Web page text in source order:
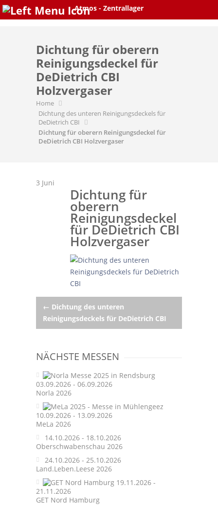
Skip
Dichtung für oberern
Reinigungsdeckel für
DeDietrich CBI
Holzvergaser
Home
Dichtung des unteren Reinigungsdeckels für
DeDietrich CBI
Dichtung für oberern Reinigungsdeckel für
DeDietrich CBI Holzvergaser
3 Juni
Dichtung für
oberern
Reinigungsdeckel
für DeDietrich CBI
Holzvergaser
Post
navigation
← Dichtung des unteren
Reinigungsdeckels für DeDietrich CBI
NÄCHSTE MESSEN
03.09.2026 - 06.09.2026
Norla 2026
10.09.2026 - 13.09.2026
MeLa 2026
14.10.2026 - 18.10.2026
Oberschwabenschau 2026
24.10.2026 - 25.10.2026
Land.Leben.Leese 2026
19.11.2026 -
21.11.2026
GET Nord Hamburg
Atmos - Zentrallager